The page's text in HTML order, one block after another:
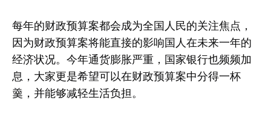
每年的财政预算案都会成为全国人民的关注焦点，
因为财政预算案将能直接的影响国人在未来一年的
经济状况。今年通货膨胀严重，国家银行也频频加
息，大家更是希望可以在财政预算案中分得一杯
羹，并能够减轻生活负担。